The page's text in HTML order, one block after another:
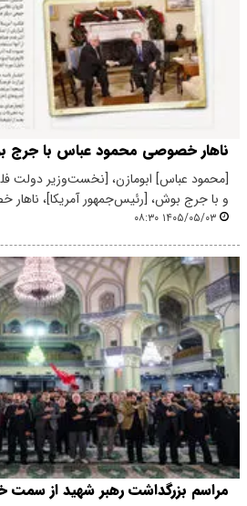
ناهار خصوصی محمود عباس با جرج
[محمود عباس] ابومازن، [نخست‌وزیر دولت
و با جرج بوش، [رئیس‌جمهور آمریکا]،
۱۴۰۵/۰۵/۰۳ ۰۸:۳۰
مراسم بزرگداشت رهبر شهید از سمت